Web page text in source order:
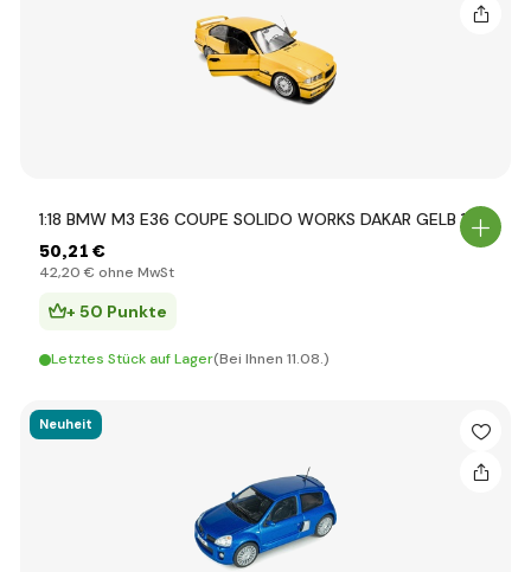
1:18 BMW M3 E36 COUPE SOLIDO WORKS DAKAR GELB 1991
50,21 €
42,20 € ohne MwSt
+ 50 Punkte
Letztes Stück auf Lager(Bei Ihnen 11.08.)
Neuheit